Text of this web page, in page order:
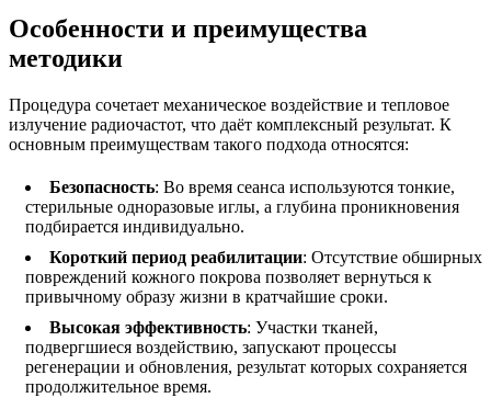
Особенности и преимущества
методики
Процедура сочетает механическое воздействие и тепловое
излучение радиочастот, что даёт комплексный результат. К
основным преимуществам такого подхода относятся:
Безопасность: Во время сеанса используются тонкие,
стерильные одноразовые иглы, а глубина проникновения
подбирается индивидуально.
Короткий период реабилитации: Отсутствие обширных
повреждений кожного покрова позволяет вернуться к
привычному образу жизни в кратчайшие сроки.
Высокая эффективность: Участки тканей,
подвергшиеся воздействию, запускают процессы
регенерации и обновления, результат которых сохраняется
продолжительное время.